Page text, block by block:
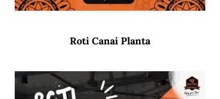
Roti Canai Planta